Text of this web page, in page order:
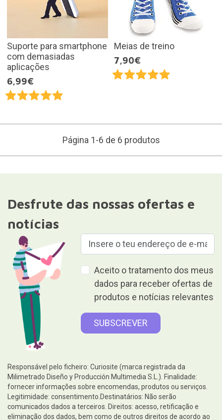
Suporte para smartphone
com demasiadas
aplicações
6,99€
Meias de treino
7,90€
Página 1-6 de 6 produtos
Desfrute das nossas ofertas e
notícias
Aceito o tratamento dos meus
dados para receber ofertas de
produtos e notícias relevantes
Responsável pelo ficheiro: Curiosite (marca registrada da
Milimetrado Diseño y Producción Multimedia S.L.). Finalidade:
fornecer informações sobre encomendas, produtos ou serviços.
Legitimidade: consentimento.Destinatários: Não serão
comunicados dados a terceiros. Direitos: acesso, retificação e
eliminação dos dados, bem como de outros direitos de acordo ao